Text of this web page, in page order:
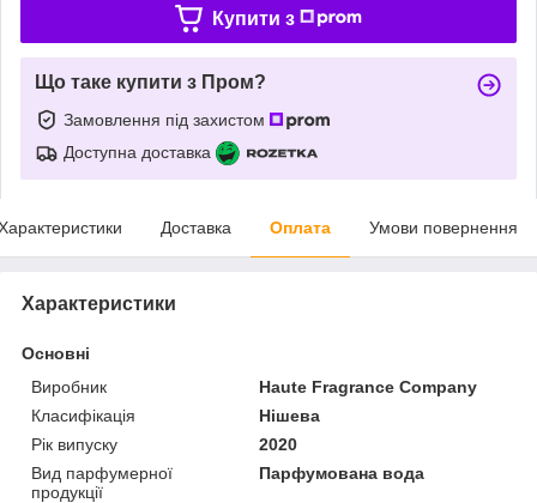
Купити з
Що таке купити з Пром?
Замовлення під захистом
Доступна доставка
Доставка Оплата Умови повернення
Характеристики
Основні
Виробник
Haute Fragrance Company
Класифікація
Нішева
Рік випуску
2020
Вид парфумерної
продукції
Парфумована вода